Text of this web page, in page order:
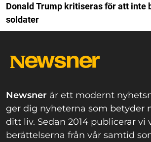
Donald Trump kritiseras för att inte
soldater
Newsner är ett modernt
ger dig nyheterna som betyder
ditt liv. Sedan 2014 publicerar vi
berättelserna från vår samtid